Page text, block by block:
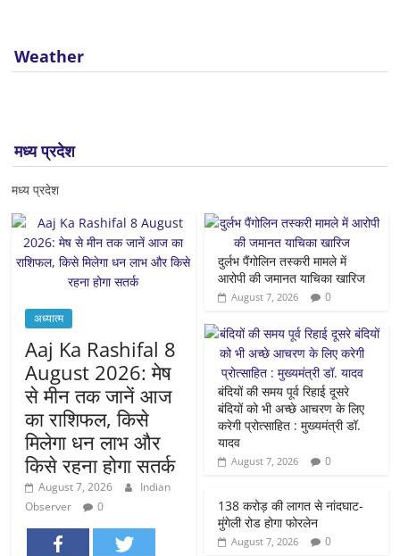
Weather
मध्य प्रदेश
मध्य प्रदेश
अध्यात्म
Aaj Ka Rashifal 8
August 2026: मेष
से मीन तक जानें आज
का राशिफल, किसे
मिलेगा धन लाभ और
किसे रहना होगा सतर्क
August 7, 2026
Indian
Observer
0
दुर्लभ पैंगोलिन तस्करी मामले में
आरोपी की जमानत याचिका खारिज
August 7, 2026 0
बंदियों की समय पूर्व रिहाई दूसरे
बंदियों को भी अच्छे आचरण के लिए
करेगी प्रोत्साहित : मुख्यमंत्री डॉ.
यादव
August 7, 2026 0
138 करोड़ की लागत से नांदघाट-
मुंगेली रोड होगा फोरलेन
August 7, 2026 0